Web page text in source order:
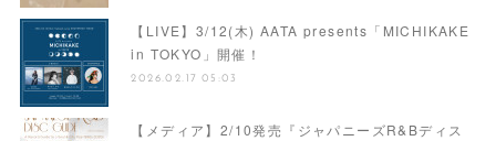
【LIVE】3/12(木) AATA presents「MICHIKAKE
in TOKYO」開催！
2026.02.17 05:03
【メディア】2/10発売『ジャパニーズR&Bディス